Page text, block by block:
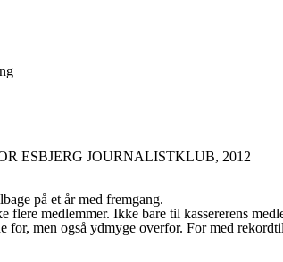
ESBJERG JOURNALISTKLUB, 2012
på et år med fremgang.
medlemmer. Ikke bare til kassererens
for, men også ydmyge overfor. For med